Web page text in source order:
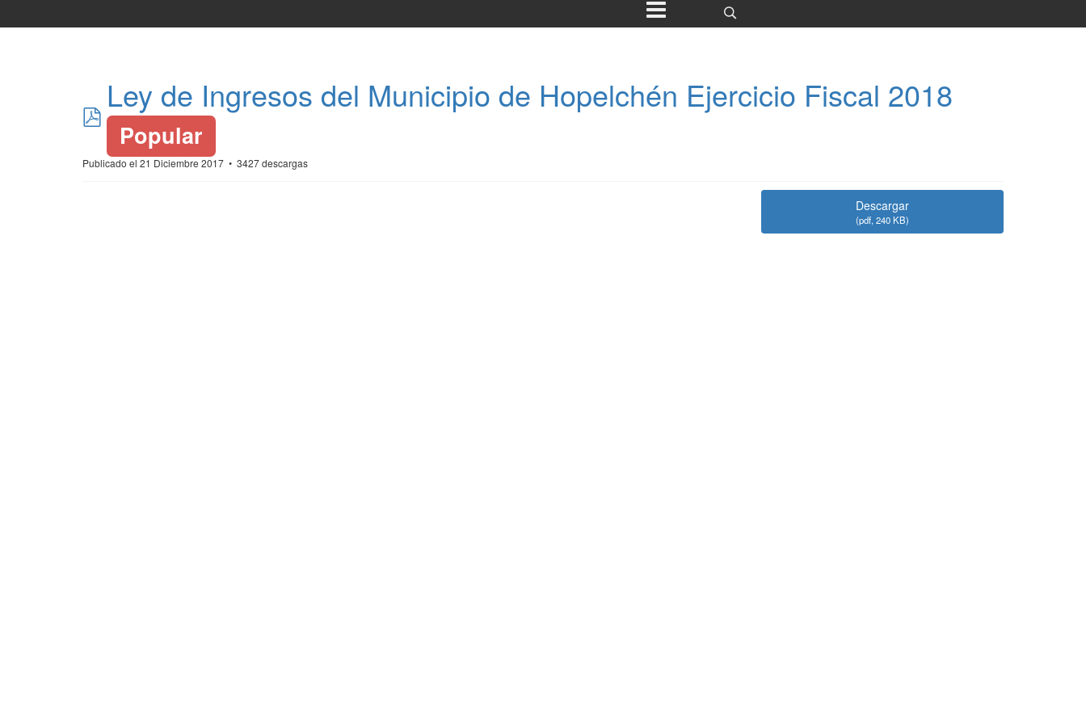
pdf
Ley de Ingresos del Municipio de Hopelchén Ejercicio Fiscal 2018
Popular
Publicado el 21 Diciembre 2017 3427 descargas
Descargar
(pdf, 240 KB)